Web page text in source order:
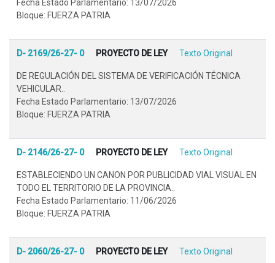
Fecha Estado Parlamentario: 13/07/2026
Bloque: FUERZA PATRIA
D- 2169/26-27- 0 PROYECTO DE LEY Texto Original
DE REGULACIÓN DEL SISTEMA DE VERIFICACIÓN TÉCNICA
VEHICULAR..
Fecha Estado Parlamentario: 13/07/2026
Bloque: FUERZA PATRIA
D- 2146/26-27- 0 PROYECTO DE LEY Texto Original
ESTABLECIENDO UN CANON POR PUBLICIDAD VIAL VISUAL EN
TODO EL TERRITORIO DE LA PROVINCIA..
Fecha Estado Parlamentario: 11/06/2026
Bloque: FUERZA PATRIA
D- 2060/26-27- 0 PROYECTO DE LEY Texto Original